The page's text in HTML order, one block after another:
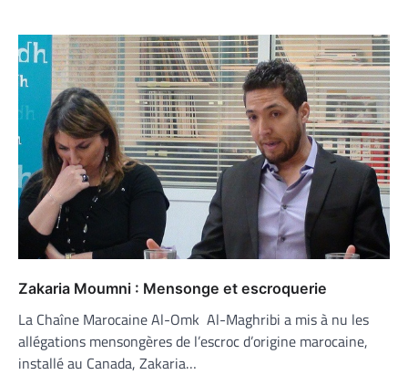
Zakaria Moumni : Mensonge et escroquerie
La Chaîne Marocaine Al-Omk Al-Maghribi a mis à nu les
allégations mensongères de l’escroc d’origine marocaine,
installé au Canada, Zakaria…